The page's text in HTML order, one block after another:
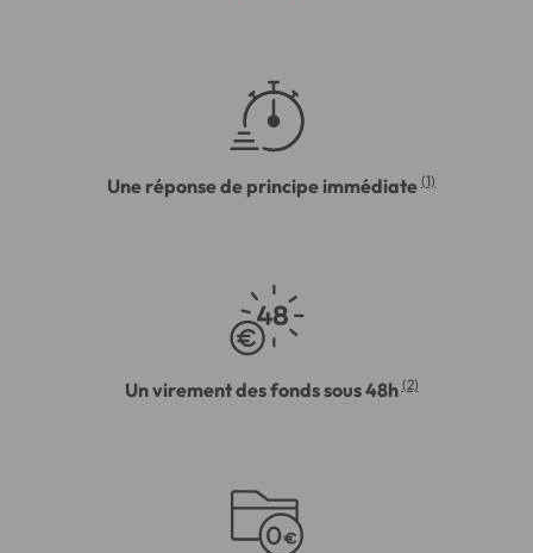
Une réponse de principe immédiate (1)
Un virement des fonds sous 48h (2)